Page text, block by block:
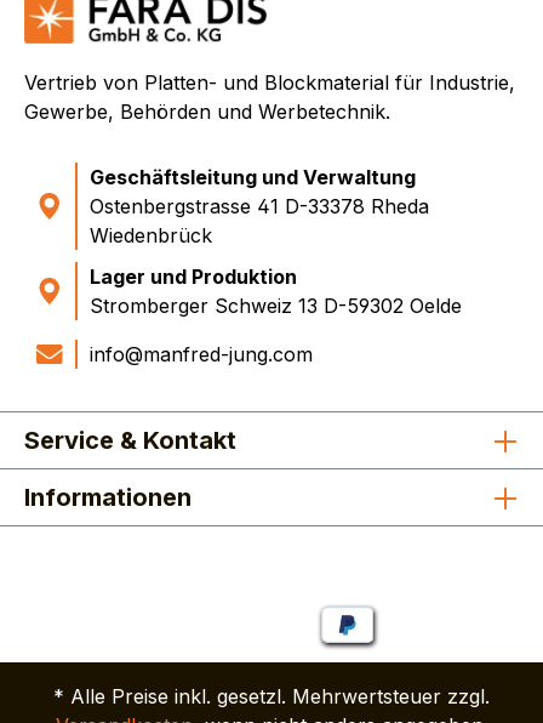
Vertrieb von Platten- und Blockmaterial für Industrie,
Gewerbe, Behörden und Werbetechnik.
Geschäftsleitung und Verwaltung
Ostenbergstrasse 41 D-33378 Rheda
Wiedenbrück
Lager und Produktion
Stromberger Schweiz 13 D-59302 Oelde
info@manfred-jung.com
Service & Kontakt
Informationen
* Alle Preise inkl. gesetzl. Mehrwertsteuer zzgl.